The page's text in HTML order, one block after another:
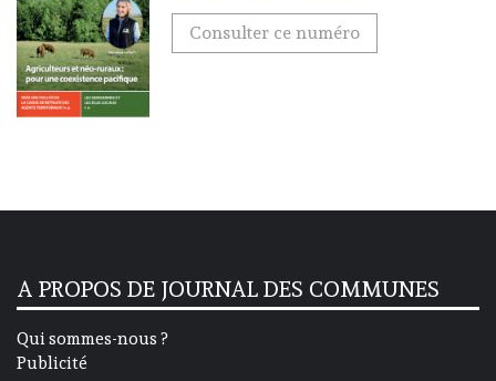
Consulter ce numéro
A PROPOS DE JOURNAL DES COMMUNES
Qui sommes-nous ?
Publicité